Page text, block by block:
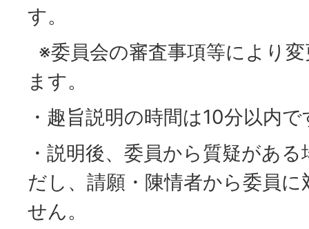
す。
※委員会の審査事項等により
ます。
・趣旨説明の時間は10分以内で
・説明後、委員から質疑があ
だし、請願・陳情者から委員
せん。